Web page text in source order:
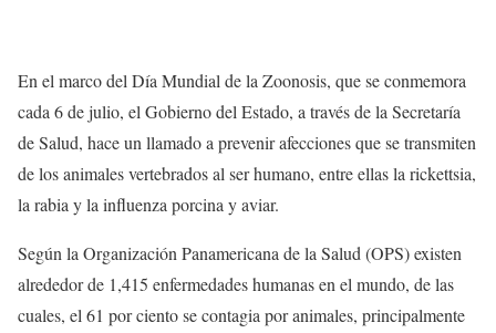
En el marco del Día Mundial de la Zoonosis, que se conmemora
cada 6 de julio, el Gobierno del Estado, a través de la Secretaría
de Salud, hace un llamado a prevenir afecciones que se transmiten
de los animales vertebrados al ser humano, entre ellas la rickettsia,
la rabia y la influenza porcina y aviar.
Según la Organización Panamericana de la Salud (OPS) existen
alrededor de 1,415 enfermedades humanas en el mundo, de las
cuales, el 61 por ciento se contagia por animales, principalmente